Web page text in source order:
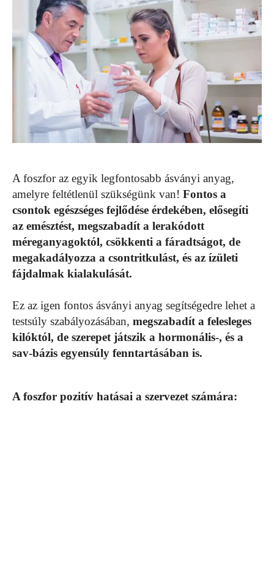
A foszfor az egyik legfontosabb ásványi anyag,
amelyre feltétlenül szükségünk van! Fontos a
csontok egészséges fejlődése érdekében, elősegíti
az emésztést, megszabadít a lerakódott
méreganyagoktól, csökkenti a fáradtságot, de
megakadályozza a csontritkulást, és az ízületi
fájdalmak kialakulását.
Ez az igen fontos ásványi anyag segítségedre lehet a
testsúly szabályozásában, megszabadít a felesleges
kilóktól, de szerepet játszik a hormonális-, és a
sav-bázis egyensúly fenntartásában is.
A foszfor pozitív hatásai a szervezet számára: